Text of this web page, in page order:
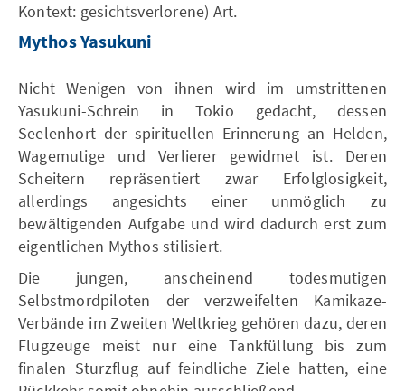
Kontext: gesichtsverlorene) Art.
Mythos Yasukuni
Nicht Wenigen von ihnen wird im umstrittenen
Yasukuni-Schrein in Tokio gedacht, dessen
Seelenhort der spirituellen Erinnerung an Helden,
Wagemutige und Verlierer gewidmet ist. Deren
Scheitern repräsentiert zwar Erfolglosigkeit,
allerdings angesichts einer unmöglich zu
bewältigenden Aufgabe und wird dadurch erst zum
eigentlichen Mythos stilisiert.
Die jungen, anscheinend todesmutigen
Selbstmordpiloten der verzweifelten Kamikaze-
Verbände im Zweiten Weltkrieg gehören dazu, deren
Flugzeuge meist nur eine Tankfüllung bis zum
finalen Sturzflug auf feindliche Ziele hatten, eine